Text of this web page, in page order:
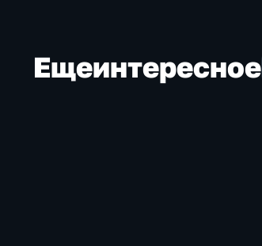
Ещеинтересное